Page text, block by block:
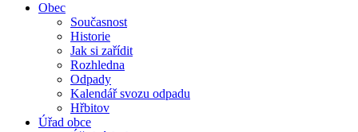
Obec
Současnost
Historie
Jak si zařídit
Rozhledna
Odpady
Kalendář svozu odpadu
Hřbitov
Úřad obce